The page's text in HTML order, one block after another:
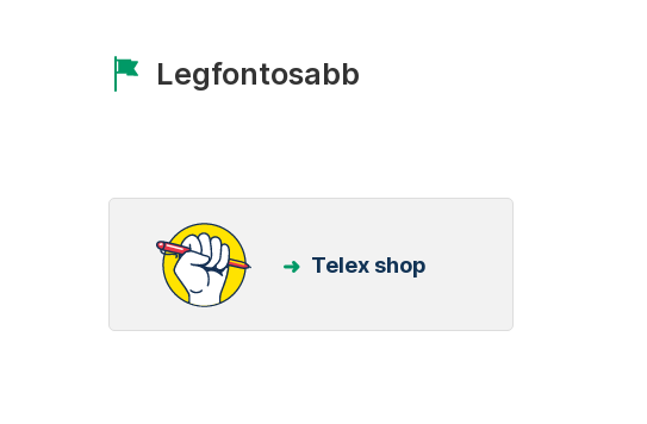
Legfontosabb
Telex shop